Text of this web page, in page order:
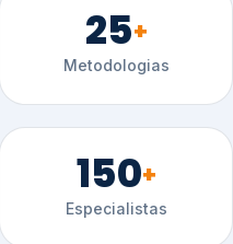
25+
Metodologias
150+
Especialistas